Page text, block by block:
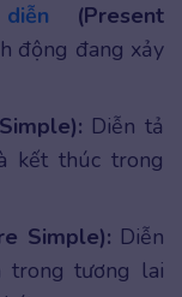
(Present
động đang xảy
Diễn tả
kết thúc trong
Simple): Diễn
trong tương lai